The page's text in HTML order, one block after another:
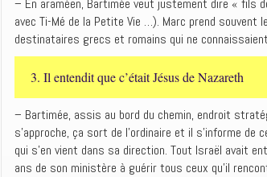
– En araméen, Bartimée veut justement dire « fils
avec Ti-Mé de la Petite Vie …). Marc prend
destinataires grecs et romains qui ne
3. ‭‭Il entendit que c’était Jésus de Nazareth
– Bartimée, assis au bord du chemin, endroit
s’approche, ça sort de l’ordinaire et il s’informe
qui s’en vient dans sa direction. Tout Israël avait
ans de son ministère à guérir tous ceux qu’il